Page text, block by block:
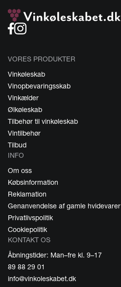
VORES PRODUKTER
Vinkøleskab
Vinopbevaringsskab
Vinkælder
Ølkøleskab
Tilbehør til vinkøleskab
Vintilbehør
Tilbud
INFO
Om oss
Købsinformation
Reklamation
Genanvendelse af gamle hvidevarer
Privatlivspolitik
Cookiepolitik
KONTAKT OS
Åbningstider: Man–fre kl. 9–17
89 88 29 01
info@vinkoleskabet.dk